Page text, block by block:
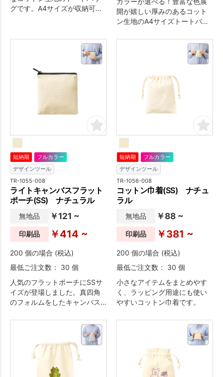
グです。A4サイズが収納可能
ベルティはもちろん、販売品
や個人利用まで幅広い用途で
大人気です。肩かけ利用も可
能なので、エコバッグとして
もおすすめです。※エコマーク
開が嬉しい厚みのあるコット
ン生地のA4サイズトートバッ
れてシンプルなデザインなの
で、物販や企業用ノベルテ
ィ、個人利用まで幅広い用途
す。マチも広く肩かけ利用も
可能なので、エコバッグとし
てもおすすめです。
短納期
フルカラー
デザインツール
TR-1055-008
ライトキャンバスフラット
ポーチ(SS) ナチュラル
無地品 ￥121 ~
印刷品 ￥414 ~
200 個の場合 (税込)
最低ご注文数： 30 個
人気のフラットポーチにSSサ
イズが登場しました。真四角
のフォルムをしたキャンバス
鍵などの小物入れとして活躍
するコンパクトサイズのポー
チは、バッグやお菓子とのセ
ット販売もおすすめです。コ
スメブランドなどの販促品と
してはもちろん、キャラクタ
短納期
フルカラー
デザインツール
TR-1056-008
コットン巾着(SS) ナチュ
ラル
無地品 ￥88 ~
印刷品 ￥381 ~
200 個の場合 (税込)
最低ご注文数： 30 個
小さなアイテムをまとめやす
く、ラッピング用途にも使い
やすいコットン巾着です。